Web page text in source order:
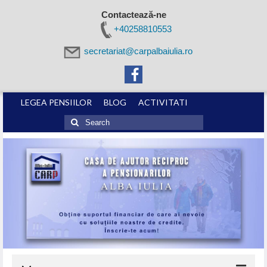
Contactează-ne
+40258810553
secretariat@carpalbaiulia.ro
LEGEA PENSIILOR BLOG ACTIVITATI
Search
for: